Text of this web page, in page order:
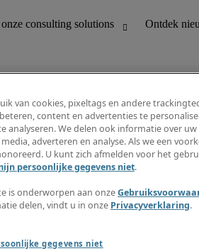
Ontdek nieuwe
Jobomschrijvingen
Salarisgids
Timesheets
Maak een jobalert aan
Informatiecentrum
van cookies, pixeltags en andere
content en advertenties te
analyseren. We delen ook informatie over
adverteren en analyse. Als we een
U kunt zich afmelden voor het
persoonlijke gegevens niet.
is onderworpen aan onze
delen, vindt u in onze Privacyverklaring.
gegevens niet